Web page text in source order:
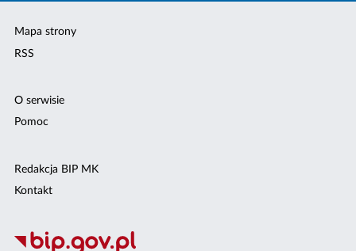
Mapa strony
RSS
O serwisie
Pomoc
Redakcja BIP MK
Kontakt